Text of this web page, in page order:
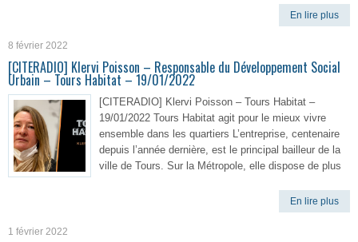
En lire plus
8 février 2022
[CITERADIO] Klervi Poisson – Responsable du Développement Social
Urbain – Tours Habitat – 19/01/2022
[CITERADIO] Klervi Poisson – Tours Habitat –
19/01/2022 Tours Habitat agit pour le mieux vivre
ensemble dans les quartiers L’entreprise, centenaire
depuis l’année dernière, est le principal bailleur de la
ville de Tours. Sur la Métropole, elle dispose de plus
En lire plus
1 février 2022